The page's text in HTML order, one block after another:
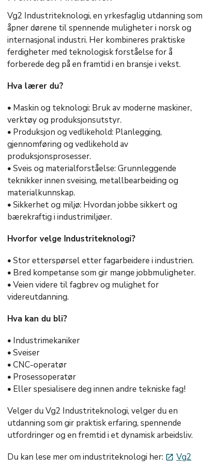
Vg2 Industriteknologi, en yrkesfaglig utdanning som
åpner dørene til spennende muligheter i norsk og
internasjonal industri. Her kombineres praktiske
ferdigheter med teknologisk forståelse for å
forberede deg på en framtid i en bransje i vekst.
Hva lærer du?
• Maskin og teknologi: Bruk av moderne maskiner,
verktøy og produksjonsutstyr.
• Produksjon og vedlikehold: Planlegging,
gjennomføring og vedlikehold av
produksjonsprosesser.
• Sveis og materialforståelse: Grunnleggende
teknikker innen sveising, metallbearbeiding og
materialkunnskap.
• Sikkerhet og miljø: Hvordan jobbe sikkert og
bærekraftig i industrimiljøer.
Hvorfor velge Industriteknologi?
• Stor etterspørsel etter fagarbeidere i industrien.
• Bred kompetanse som gir mange jobbmuligheter.
• Veien videre til fagbrev og mulighet for
videreutdanning.
Hva kan du bli?
• Industrimekaniker
• Sveiser
• CNC-operatør
• Prosessoperatør
• Eller spesialisere deg innen andre tekniske fag!
Velger du Vg2 Industriteknologi, velger du en
utdanning som gir praktisk erfaring, spennende
utfordringer og en fremtid i et dynamisk arbeidsliv.
Du kan lese mer om industriteknologi her: launch Vg2